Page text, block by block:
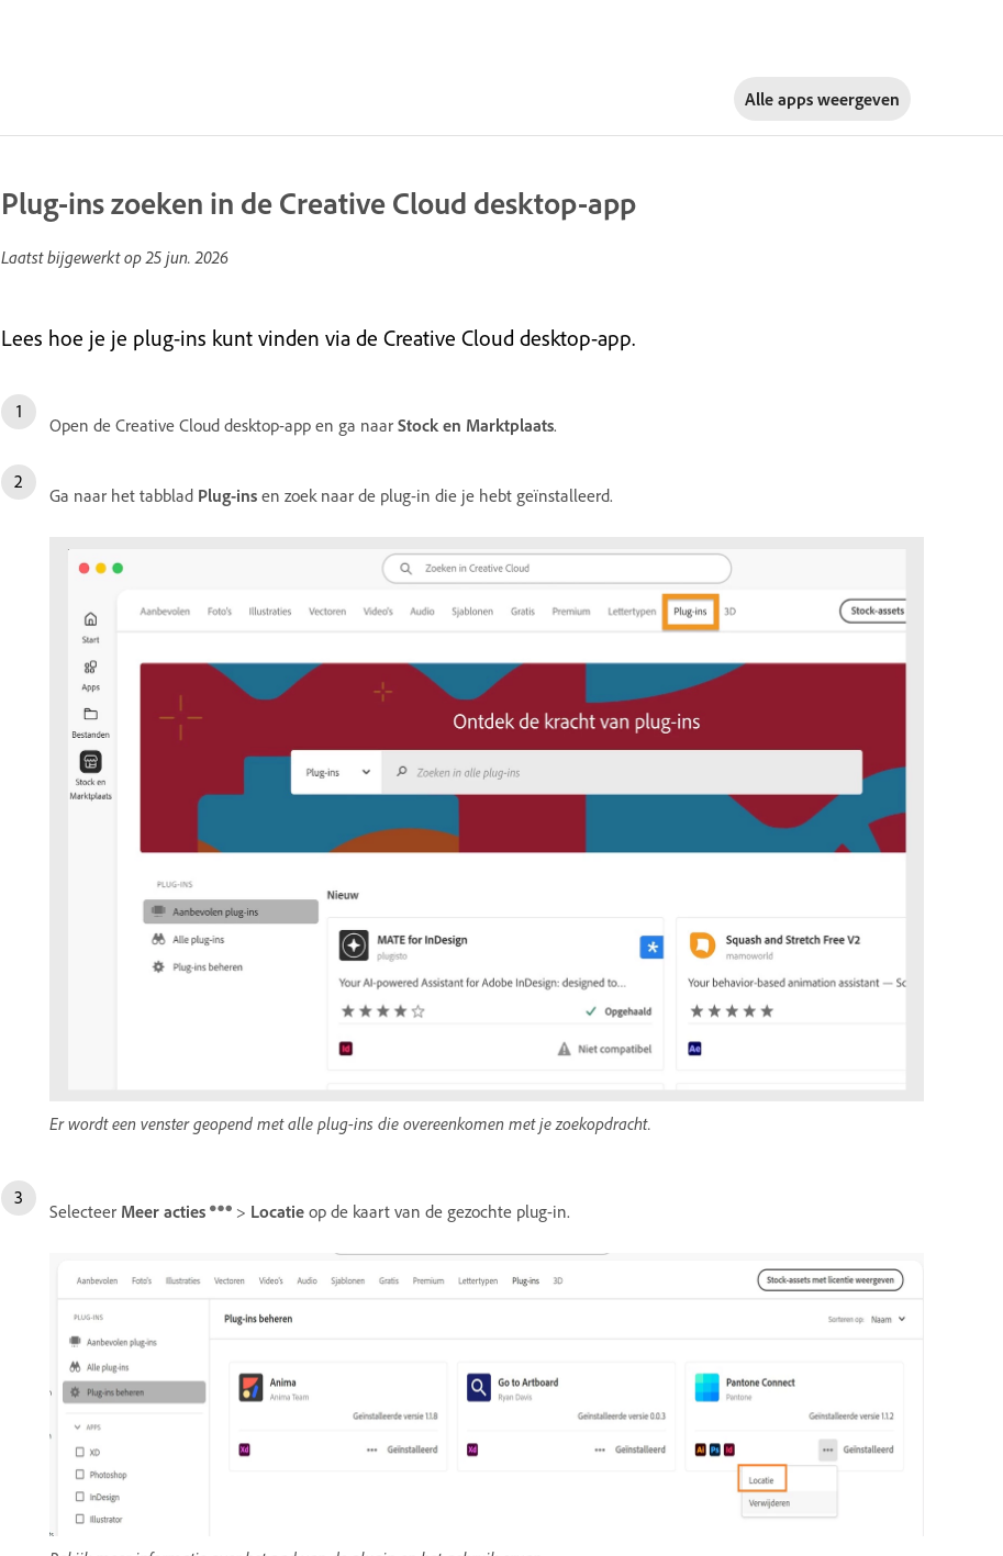
Alle apps weergeven
Plug-ins zoeken in de Creative Cloud desktop-app
Laatst bijgewerkt op25 jun. 2026
Lees hoe je je plug-ins kunt vinden via de Creative Cloud desktop-app.
Open de Creative Cloud desktop-app en ga naar Stock en Marktplaats.
Ga naar het tabblad Plug-ins en zoek naar de plug-in die je hebt geïnstalleerd.
Er wordt een venster geopend met alle plug-ins die overeenkomen met je zoekopdracht.
Selecteer Meer acties > Locatie op de kaart van de gezochte plug-in.